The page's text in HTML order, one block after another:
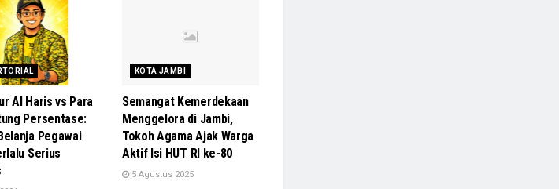
Al Haris vs Para
Persentase:
Pegawai
Serius
KOTA JAMBI
Semangat Kemerdekaan
Menggelora di Jambi,
Tokoh Agama Ajak Warga
Aktif Isi HUT RI ke-80
5 Agustus 2025